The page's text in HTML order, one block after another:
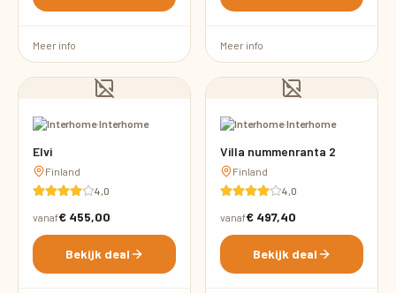
Meer info Meer info
·Interhome
Elvi
Finland
4,0
vanaf€ 455,00
Bekijk deal
·Interhome
Villa nummenranta 2
Finland
4,0
vanaf€ 497,40
Bekijk deal